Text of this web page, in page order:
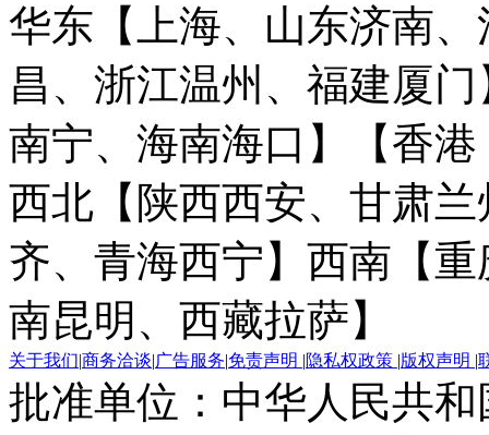
华东【上海、山东济南
昌、浙江温州、福建厦门
南宁、海南海口】
【香
西北【陕西西安、甘肃
齐、青海西宁】 西南【
南昆明、西藏拉萨】
关于我们|商务洽谈|广告服务|免责声明 |隐私权政策 |版权声明 |
批准单位：中华人民共